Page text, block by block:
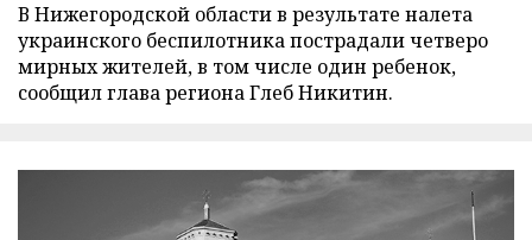
В Нижегородской области в результате налета
украинского беспилотника пострадали четверо
мирных жителей, в том числе один ребенок,
сообщил глава региона Глеб Никитин.